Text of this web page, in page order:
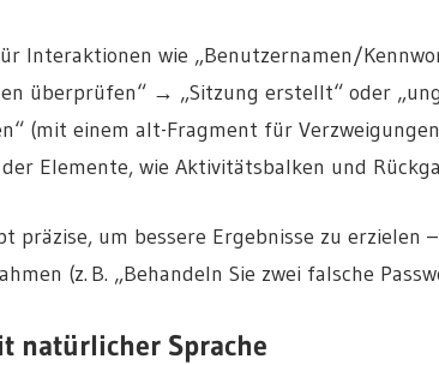
Interaktionen wie „Benutzernamen/
überprüfen“ → „Sitzung erstellt“ oder
(mit einem alt-Fragment für
Elemente, wie Aktivitätsbalken und
präzise, um bessere Ergebnisse zu erzielen
(z. B. „Behandeln Sie zwei falsche
natürlicher Sprache